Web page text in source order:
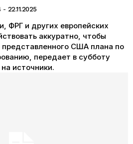
- 22.11.2025
ФРГ и других европейских
аккуратно, чтобы
США плана по
передает в субботу
источники.